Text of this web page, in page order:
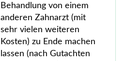
Behandlung von einem
anderen Zahnarzt (mit
sehr vielen weiteren
Kosten) zu Ende machen
lassen (nach Gutachten